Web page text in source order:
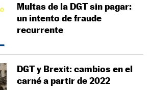
Multas de la DGT sin pagar:
un intento de fraude
recurrente
DGT y Brexit: cambios en el
carné a partir de 2022